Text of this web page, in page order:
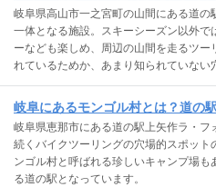
岐阜県高山市一之宮町の山間にある道の
一体となる施設。スキーシーズン以外
ーなども楽しめ、周辺の山間を走るツ
れているためか、あまり知られていない
岐阜にあるモンゴル村とは？道の
岐阜県恵那市にある道の駅上矢作ラ・
続くバイクツーリングの穴場的スポッ
ンゴル村と呼ばれる珍しいキャンプ場
る道の駅となっています。